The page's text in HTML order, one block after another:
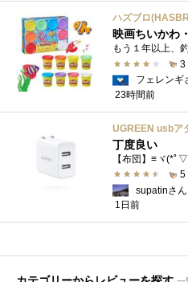
3
フェレンギ
23時間前
丁度良い
【布団】≡ヾ(*ﾟ
5
supatinさん
1日前